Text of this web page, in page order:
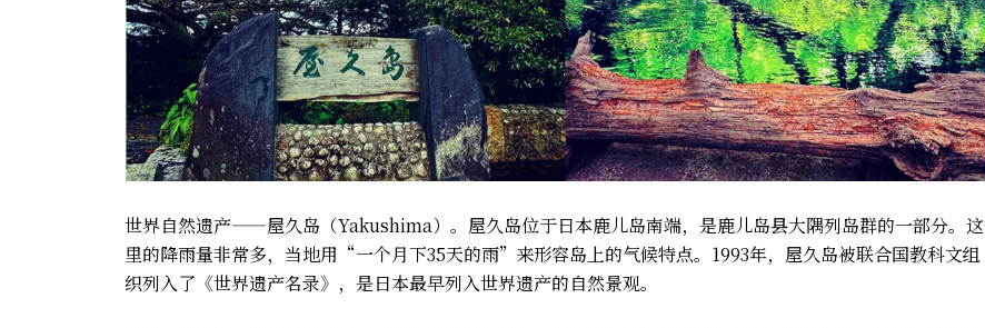
世界自然遗产——屋久岛（Yakushima）。屋久岛位于日本鹿儿岛南端，是鹿儿岛县大隅列岛群的一部分。这
里的降雨量非常多，当地用“一个月下35天的雨”来形容岛上的气候特点。1993年，屋久岛被联合国教科文组
织列入了《世界遗产名录》，是日本最早列入世界遗产的自然景观。